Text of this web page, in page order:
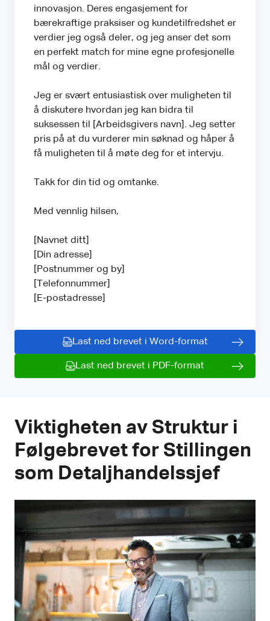
innovasjon. Deres engasjement for
bærekraftige praksiser og kundetilfredshet er
verdier jeg også deler, og jeg anser det som
en perfekt match for mine egne profesjonelle
mål og verdier.
Jeg er svært entusiastisk over muligheten til
å diskutere hvordan jeg kan bidra til
suksessen til [Arbeidsgivers navn]. Jeg setter
pris på at du vurderer min søknad og håper å
få muligheten til å møte deg for et intervju.
Takk for din tid og omtanke.
Med vennlig hilsen,
[Navnet ditt]
[Din adresse]
[Postnummer og by]
[Telefonnummer]
[E-postadresse]
Last ned brevet i Word-format
Last ned brevet i PDF-format
Viktigheten av Struktur i
Følgebrevet for Stillingen
som Detaljhandelssjef